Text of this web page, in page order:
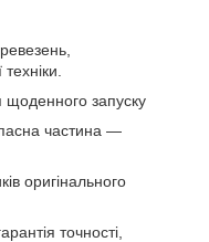
щоденного запуску
частина —
оригінального
точності,